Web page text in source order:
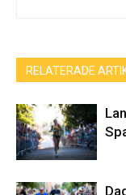
RELATERADE